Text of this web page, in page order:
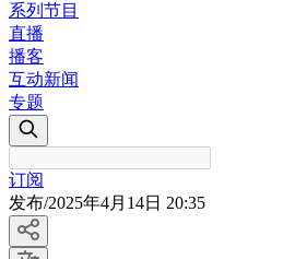
系列节目
直播
播客
互动新闻
专题
订阅
发布/2025年4月14日 20:35